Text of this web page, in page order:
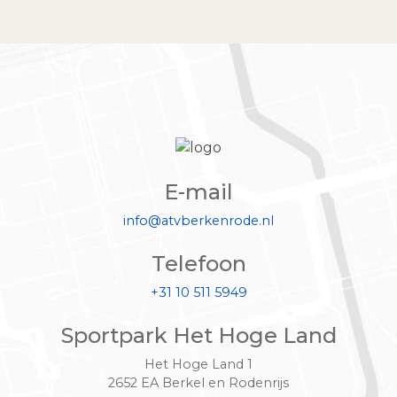
E-mail
info@atvberkenrode.nl
Telefoon
+31 10 511 5949
Sportpark Het Hoge Land
Het Hoge Land 1
2652 EA Berkel en Rodenrijs